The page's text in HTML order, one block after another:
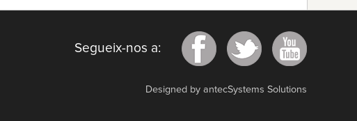
Segueix-nos a:
Designed by antecSystems Solutions